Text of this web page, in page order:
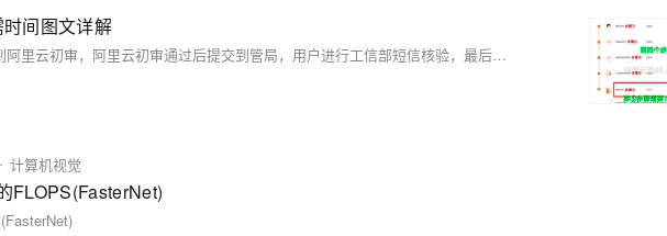
间图文详解
阿里云网站一共经过五步骤，先提交材料到阿里云初审，阿里云初审通过后提交到管局，用户进行工信部短信核验，最后等待管局审核即可。整个过程快的话2天即可搞定，慢的话需要20多天左右
计算机视觉
FLOPS(FasterNet)